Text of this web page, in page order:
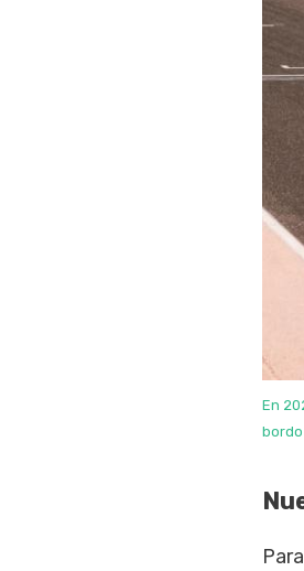
En
bordo